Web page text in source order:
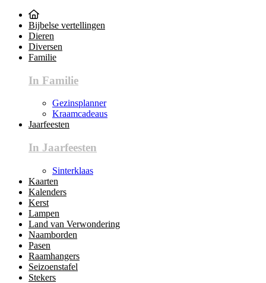
Bijbelse vertellingen
Dieren
Diversen
Familie
In Familie
Gezinsplanner
Kraamcadeaus
Jaarfeesten
In Jaarfeesten
Sinterklaas
Kaarten
Kalenders
Kerst
Lampen
Land van Verwondering
Naamborden
Pasen
Raamhangers
Seizoenstafel
Stekers